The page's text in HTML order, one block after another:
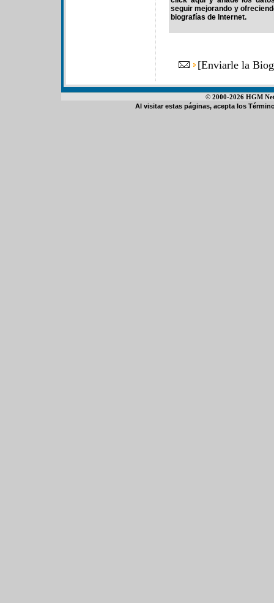
seguir mejorando y
biografías de Internet.
[Enviarle la
© 2000-2026 HGM
Al visitar estas páginas, acepta los